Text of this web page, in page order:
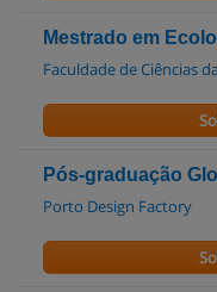
Mestrado em
Faculdade de Ciências
Pós-graduação
Porto Design Factory